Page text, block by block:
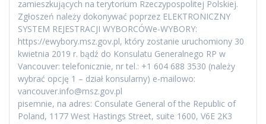
zamieszkujących na terytorium Rzeczypospolitej Polskiej.
Zgłoszeń należy dokonywać poprzez ELEKTRONICZNY
SYSTEM REJESTRACJI WYBORCÓWe-WYBORY:
https://ewybory.msz.gov.pl, który zostanie uruchomiony 30
kwietnia 2019 r. bądź do Konsulatu Generalnego RP w
Vancouver: telefonicznie, nr tel.: +1 604 688 3530 (należy
wybrać opcję 1 – dział konsularny) e-mailowo:
vancouver.info@msz.gov.pl
pisemnie, na adres: Consulate General of the Republic of
Poland, 1177 West Hastings Street, suite 1600, V6E 2K3